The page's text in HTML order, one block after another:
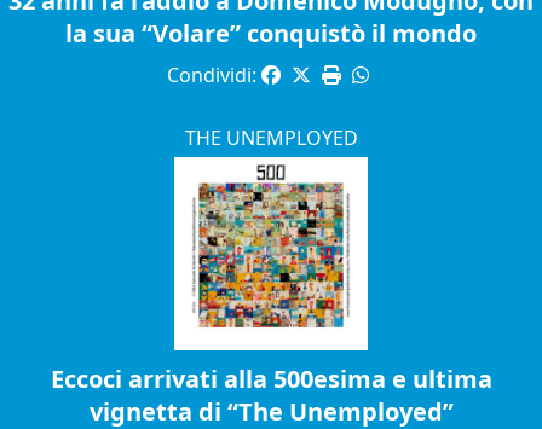
la sua “Volare” conquistò il mondo
Condividi:
THE UNEMPLOYED
Eccoci arrivati alla 500esima e ultima
vignetta di “The Unemployed”